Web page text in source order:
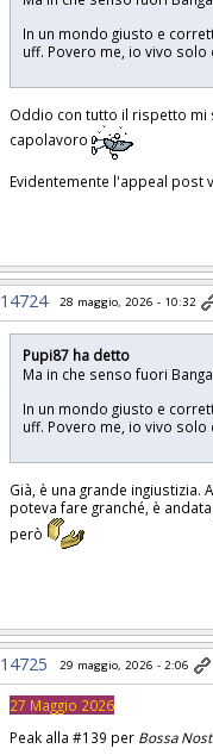
In un mondo giusto e
uff. Povero me, io vivo solo
Oddio con tutto il rispetto mi
capolavoro
Evidentemente l'appeal post
14724 28 maggio, 2026 - 10:32
Pupi87 ha detto
Ma in che senso fuori
In un mondo giusto e
uff. Povero me, io vivo solo
Già, è una grande ingiustizia.
poteva fare granché, è
però
14725 29 maggio, 2026 - 2:06
27 Maggio 2026
Peak alla #139 per Bossa